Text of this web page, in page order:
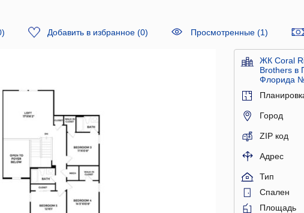
) Добавить в избранное (0) Просмотренные (1)
ЖК Coral
Brothers в
Флорида
Город
ZIP код
Адрес
Тип
Спален
Площадь